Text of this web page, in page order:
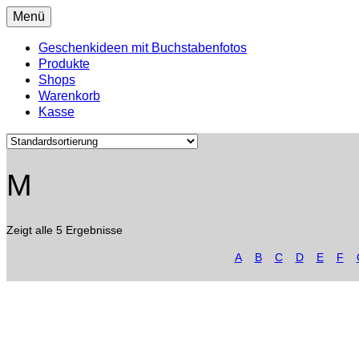
Menü
Geschenkideen mit Buchstabenfotos
Produkte
Shops
Warenkorb
Kasse
M
Zeigt alle 5 Ergebnisse
A B C D E F